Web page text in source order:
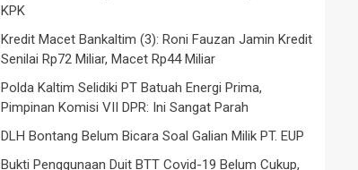
KPK
Kredit Macet Bankaltim (3): Roni Fauzan Jamin Kredit
Senilai Rp72 Miliar, Macet Rp44 Miliar
Polda Kaltim Selidiki PT Batuah Energi Prima,
Pimpinan Komisi VII DPR: Ini Sangat Parah
DLH Bontang Belum Bicara Soal Galian Milik PT. EUP
Bukti Penggunaan Duit BTT Covid-19 Belum Cukup,